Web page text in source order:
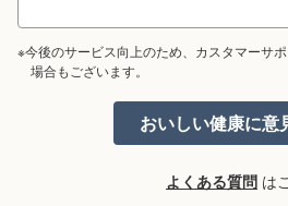
※今後のサービス向上のため、カスタマーサ
場合もございます。
よくある質問 は